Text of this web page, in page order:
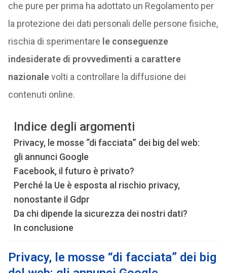
che pure per prima ha adottato un Regolamento per
la protezione dei dati personali delle persone fisiche,
rischia di sperimentare le conseguenze
indesiderate di provvedimenti a carattere
nazionalevolti a controllare la diffusione dei
contenuti online.
Indice degli argomenti
Privacy, le mosse “di facciata” dei big del web:
gli annunci Google
Facebook, il futuro è privato?
Perché la Ue è esposta al rischio privacy,
nonostante il Gdpr
Da chi dipende la sicurezza dei nostri dati?
In conclusione
Privacy, le mosse “di facciata” dei big